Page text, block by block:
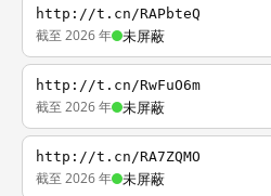
http://t.cn/RAPbteQ
截至 2026 年 未屏蔽
http://t.cn/RwFuO6m
截至 2026 年 未屏蔽
http://t.cn/RA7ZQMO
截至 2026 年 未屏蔽